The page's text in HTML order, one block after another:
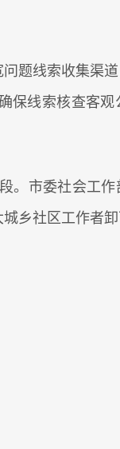
题线索收集渠
保线索核查客观
。市委社会工
乡社区工作者